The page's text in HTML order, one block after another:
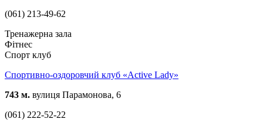
(061) 213-49-62
Тренажерна зала
Фітнес
Спорт клуб
Спортивно-оздоровчий клуб «Active Lady»
743 м. вулиця Парамонова, 6
(061) 222-52-22